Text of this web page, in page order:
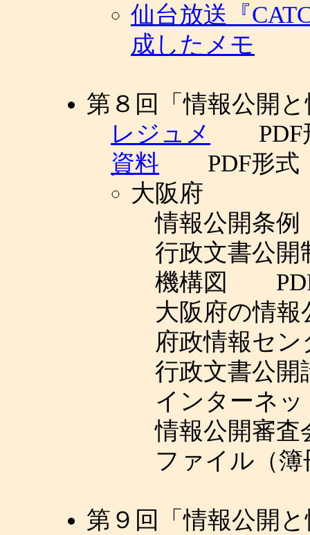
仙台放送『
成したメモ
第８回「情報公開
レジュメ
PDF
資料 PDF形式
大阪府
情報公開条例
行政文書公開
機構図
大阪府の情報
府政情報セン
行政文書公開
インターネッ
情報公開審査
ファイル（簿
第９回「情報公開